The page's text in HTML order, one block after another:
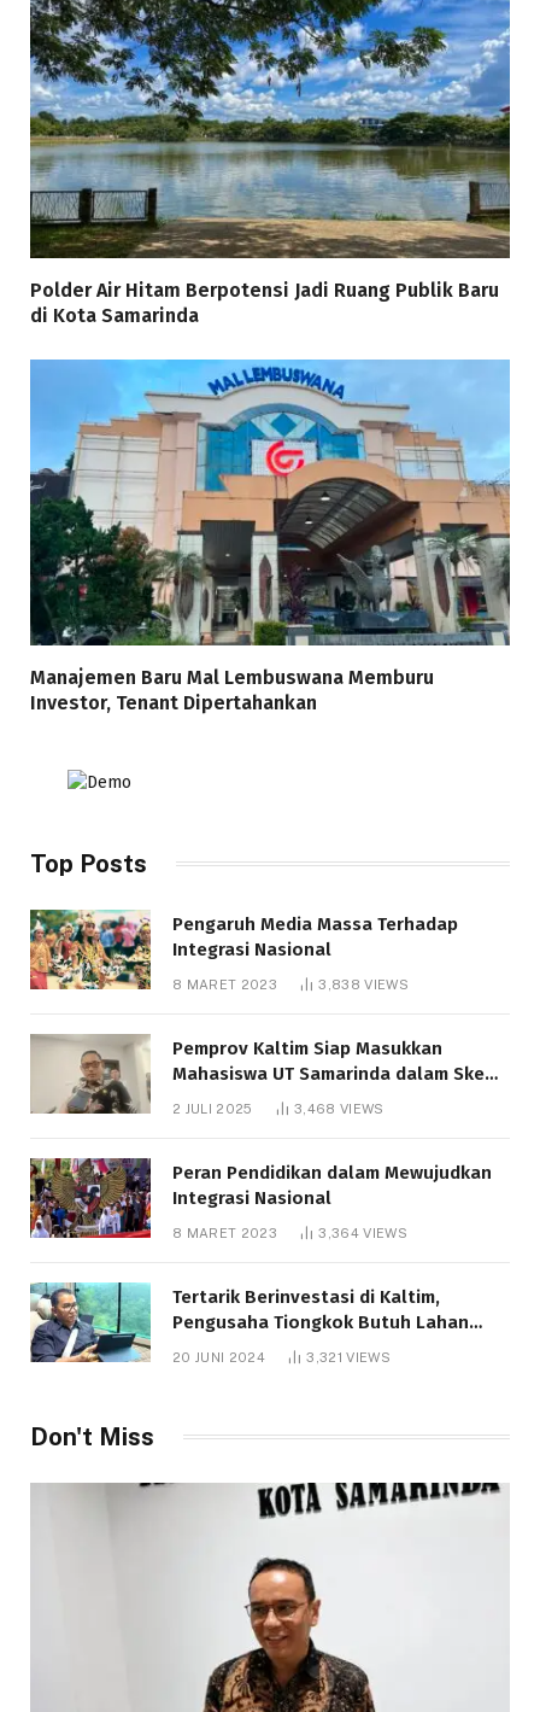
Polder Air Hitam Berpotensi Jadi Ruang Publik Baru
di Kota Samarinda
Manajemen Baru Mal Lembuswana Memburu
Investor, Tenant Dipertahankan
Top Posts
Pengaruh Media Massa Terhadap
Integrasi Nasional
8 MARET 2023 3,838VIEWS
Pemprov Kaltim Siap Masukkan
Mahasiswa UT Samarinda dalam Skema
Bantuan Pendidikan Gratispol
2 JULI 2025 3,468 VIEWS
Peran Pendidikan dalam Mewujudkan
Integrasi Nasional
8 MARET 2023 3,364VIEWS
Tertarik Berinvestasi di Kaltim,
Pengusaha Tiongkok Butuh Lahan
1.000 Hektare
20 JUNI 2024 3,321VIEWS
Don't Miss